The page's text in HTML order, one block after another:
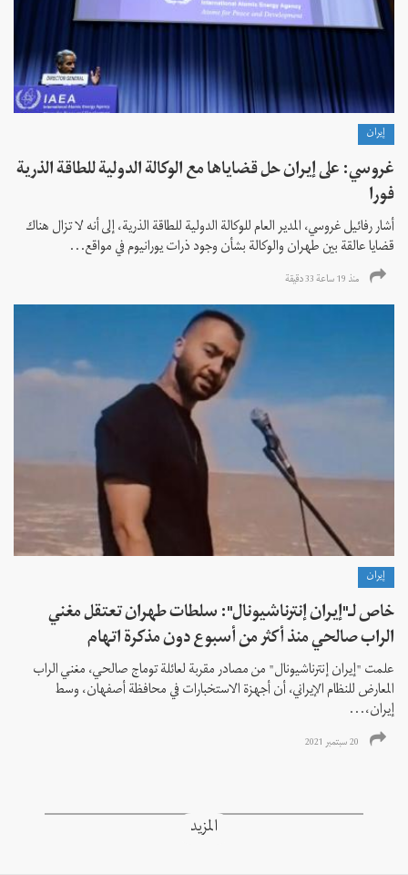
إيران
غروسي: على إيران حل قضاياها مع الوكالة الدولية للطاقة الذرية
فورا
أشار رفائيل غروسي، المدير العام للوكالة الدولية للطاقة الذرية، إلى أنه لا تزال هناك
قضايا عالقة بين طهران والوكالة بشأن وجود ذرات يورانيوم في مواقع...
منذ 19 ساعة 33 دقیقة
إيران
خاص لـ"إيران إنترناشيونال": سلطات طهران تعتقل مغني
الراب صالحي منذ أكثر من أسبوع دون مذكرة اتهام
علمت "إيران إنترناشيونال" من مصادر مقربة لعائلة توماج صالحي، مغني الراب
المعارض للنظام الإيراني، أن أجهزة الاستخبارات في محافظة أصفهان، وسط
إيران،...
20 سبتمبر 2021
المزيد